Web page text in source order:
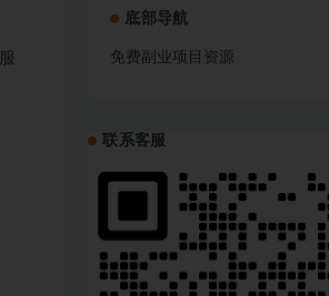
底部导航
免费副业项目资源
联系客服